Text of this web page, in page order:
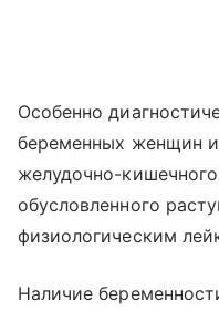
Особенно
беременных женщин
желудочно-
обусловленного
физиологическим
Наличие